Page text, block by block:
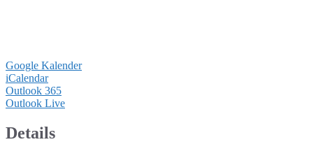
Google Kalender
iCalendar
Outlook 365
Outlook Live
Details